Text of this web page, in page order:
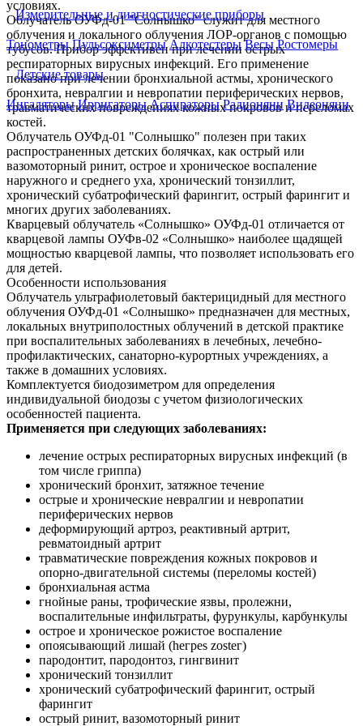
Измерительные и диагностические приборы
Тонометры Пульсоксиметры Алкотестеры Весы Ростомеры
Детские товары
Ингаляторы Ирригаторы Аспираторы Радионяни Видеоняни
условиях.
Облучатель ОУФд-01 "Солнышко" служит для местного
облучения и локального облучения ЛОР-органов с помощью
тубусов. Прибор эффективен при лечении острых
респираторных вирусных инфекций. Его применение
показано при лечении бронхиальной астмы, хронического
бронхита, невралгии и невропатии периферических нервов,
травматических повреждениях кожных покровов и переломах
костей.
Облучатель ОУФд-01 "Солнышко" полезен при таких
распространенных детских болячках, как острый или
вазомоторный ринит, острое и хроническое воспаление
наружного и среднего уха, хронический тонзиллит,
хронический субатрофический фарингит, острый фарингит и
многих других заболеваниях.
Кварцевый облучатель «Солнышко» ОУФд-01 отличается от
кварцевой лампы ОУФв-02 «Солнышко» наиболее щадящей
мощностью кварцевой лампы, что позволяет использовать его
для детей.
Особенности использования
Облучатель ультрафиолетовый бактерицидный для местного
облучения ОУФд-01 «Солнышко» предназначен для местных,
локальных внутриполостных облучений в детской практике
при воспалительных заболеваниях в лечебных, лечебно-
профилактических, санаторно-курортных учреждениях, а
также в домашних условиях.
Комплектуется биодозиметром для определения
индивидуальной биодозы с учетом физиологических
особенностей пациента.
Применяется при следующих заболеваниях:
лечение острых респираторных вирусных инфекций (в
том числе гриппа)
хронический бронхит, затяжное течение
острые и хронические невралгии и невропатии
периферических нервов
деформирующий артроз, реактивный артрит,
ревматоидный артрит
травматические повреждения кожных покровов и
опорно-двигательной системы (переломы костей)
бронхиальная астма
гнойные раны, трофические язвы, пролежни,
воспалительные инфильтраты, фурункулы, карбункулы
острое и хроническое рожистое воспаление
опоясывающий лишай (hегреs zostег)
пародонтит, пародонтоз, гингвинит
хронический тонзиллит
хронический субатрофический фарингит, острый
фарингит
оcтрый ринит, вазомоторный ринит